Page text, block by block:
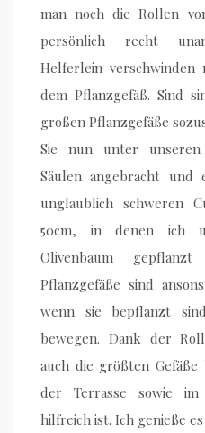
man noch die Rollen
persönlich recht
Helferlein verschwinden
dem Pflanzgefäß. Sind
großen Pflanzgefäße
Sie nun unter unseren
Säulen angebracht
unglaublich schweren
50cm, in denen ich
Olivenbaum
Pflanzgefäße sind
wenn sie bepflanzt
bewegen. Dank der
auch die größten
der Terrasse sowie im
hilfreich ist. Ich genieße